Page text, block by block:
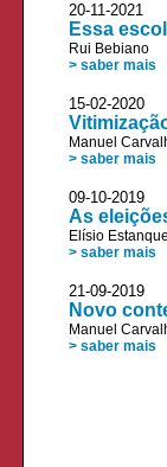
20-11-
Essa
Rui Bebiano
> saber mais
15-02-2020
Manuel
> saber mais
09-10-
As
Elísio
> saber mais
21-09-2019
Novo
Manuel
> saber mais